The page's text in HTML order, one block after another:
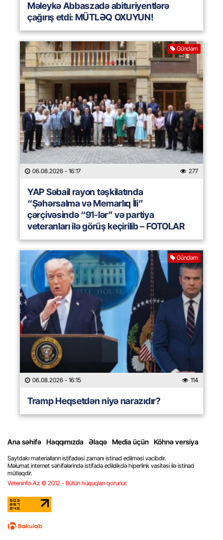
Məleykə Abbaszadə abituriyentlərə
çağırış etdi: MÜTLƏQ OXUYUN!
Gündəm
06.08.2026 - 16:17 277
YAP Səbail rayon təşkilatında
“Şəhərsalma və Memarlıq İli”
çərçivəsində “91-lər” və partiya
veteranları ilə görüş keçirilib – FOTOLAR
Gündəm
06.08.2026 - 16:15 114
Tramp Heqsetdən niyə narazıdır?
Ana səhifə Haqqımızda Əlaqə Media üçün Köhnə versiya
Saytdakı materialların istifadəsi zamanı istinad edilməsi vacibdir.
Məlumat internet səhifələrində istifadə edildikdə hiperlink vasitəsi ilə istinad
mütləqdir.
Veteninfo.Az © 2012 - Bütün hüquqları qorunur.